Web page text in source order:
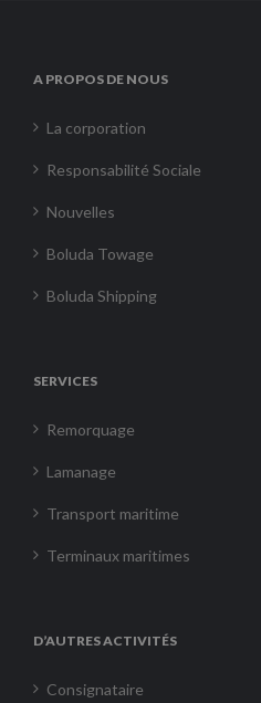
A PROPOS DE NOUS
La corporation
Responsabilité Sociale
Nouvelles
Boluda Towage
Boluda Shipping
SERVICES
Remorquage
Lamanage
Transport maritime
Terminaux maritimes
D’AUTRES ACTIVITÉS
Consignataire